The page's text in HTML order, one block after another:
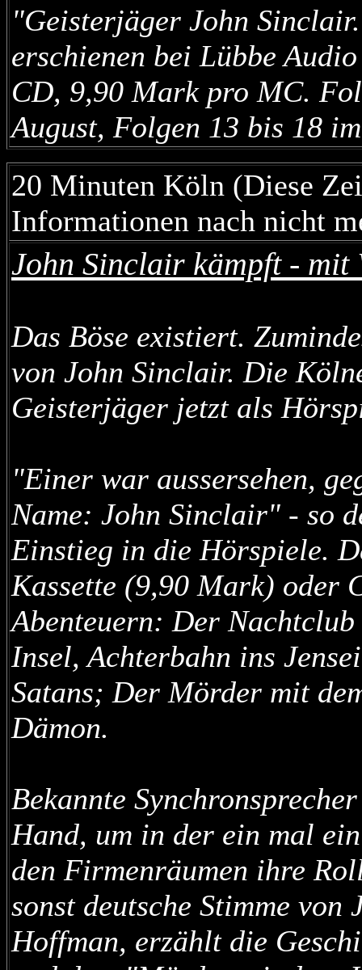
"Geisterjäger John
erschienen bei Lübbe
CD, 9,90 Mark pro MC.
August, Folgen 13 bis 18
20 Minuten Köln (Diese
Informationen nach nicht
John Sinclair kämpft - mit
Das Böse existiert.
von John Sinclair. Die
Geisterjäger jetzt als
"Einer war aussersehen,
Name: John Sinclair" - so
Einstieg in die Hörspiele.
Kassette (9,90 Mark) oder
Abenteuern: Der
Insel, Achterbahn ins
Satans; Der Mörder mit
Dämon.
Bekannte
Hand, um in der ein mal
den Firmenräumen ihre
sonst deutsche Stimme
Hoffman, erzählt die